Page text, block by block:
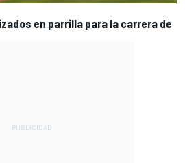
en parrilla para la carrera de